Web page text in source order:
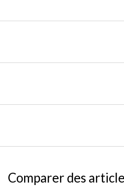
Comparer des